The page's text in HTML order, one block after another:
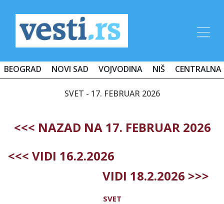
BEOGRAD NOVI SAD VOJVODINA NIŠ CENTRALNA
SVET - 17. FEBRUAR 2026
<<< NAZAD NA 17. FEBRUAR 2026
<<< VIDI 16.2.2026
VIDI 18.2.2026 >>>
SVET